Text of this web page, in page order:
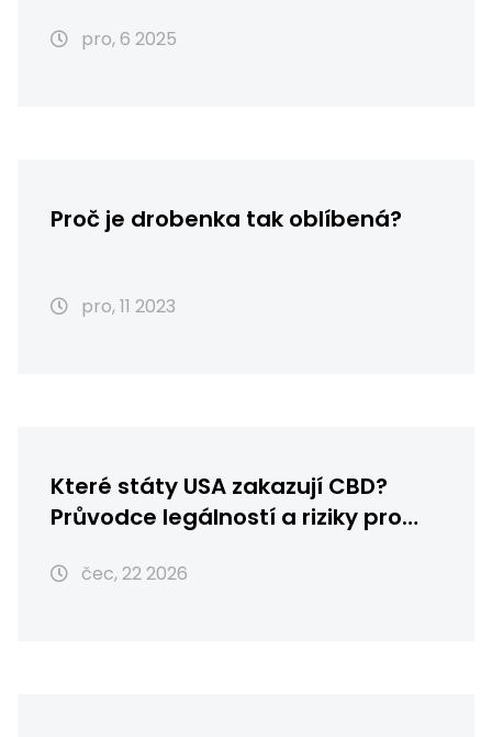
pro, 6 2025
Proč je drobenka tak oblíbená?
pro, 11 2023
Které státy USA zakazují CBD?
Průvodce legálností a riziky pro
čec, 22 2026